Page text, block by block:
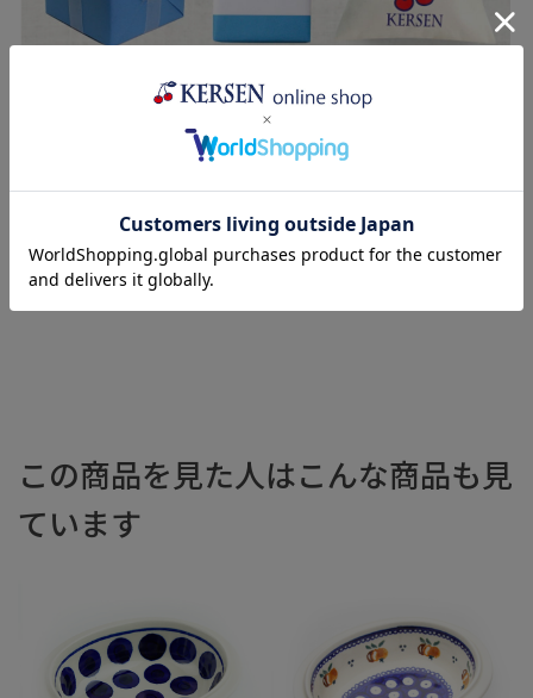
この商品を見た人はこんな商品も見
ています